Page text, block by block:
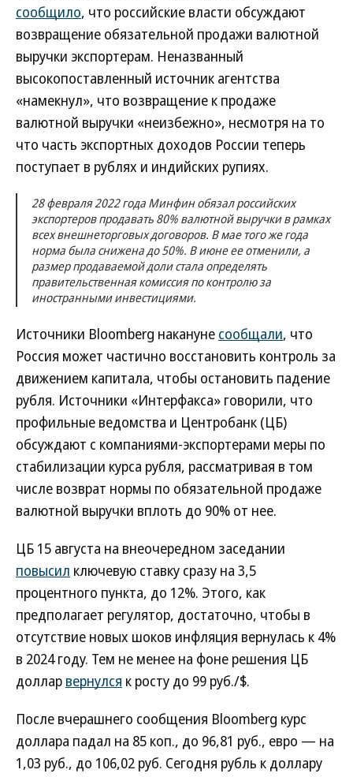
сообщило, что российские власти обсуждают
возвращение обязательной продажи валютной
выручки экспортерам. Неназванный
высокопоставленный источник агентства
«намекнул», что возвращение к продаже
валютной выручки «неизбежно», несмотря на то
что часть экспортных доходов России теперь
поступает в рублях и индийских рупиях.
28 февраля 2022 года Минфин обязал российских
экспортеров продавать 80% валютной выручки в рамках
всех внешнеторговых договоров. В мае того же года
норма была снижена до 50%. В июне ее отменили, а
размер продаваемой доли стала определять
правительственная комиссия по контролю за
иностранными инвестициями.
Источники Bloomberg накануне сообщали, что
Россия может частично восстановить контроль за
движением капитала, чтобы остановить падение
рубля. Источники «Интерфакса» говорили, что
профильные ведомства и Центробанк (ЦБ)
обсуждают с компаниями-экспортерами меры по
стабилизации курса рубля, рассматривая в том
числе возврат нормы по обязательной продаже
валютной выручки вплоть до 90% от нее.
ЦБ 15 августа на внеочередном заседании
повысил ключевую ставку сразу на 3,5
процентного пункта, до 12%. Этого, как
предполагает регулятор, достаточно, чтобы в
отсутствие новых шоков инфляция вернулась к 4%
в 2024 году. Тем не менее на фоне решения ЦБ
доллар вернулся к росту до 99 руб./$.
После вчерашнего сообщения Bloomberg курс
доллара падал на 85 коп., до 96,81 руб., евро — на
1,03 руб., до 106,02 руб. Сегодня рубль к доллару